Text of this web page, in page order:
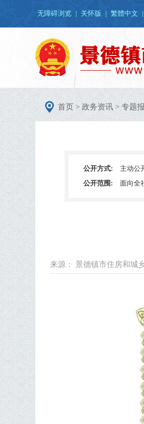
无障碍浏览 关怀版 繁體中文
首页>政务资讯>专题
公开方式: 主动公
公开范围:
面向全
来源： 景德镇市住房和城